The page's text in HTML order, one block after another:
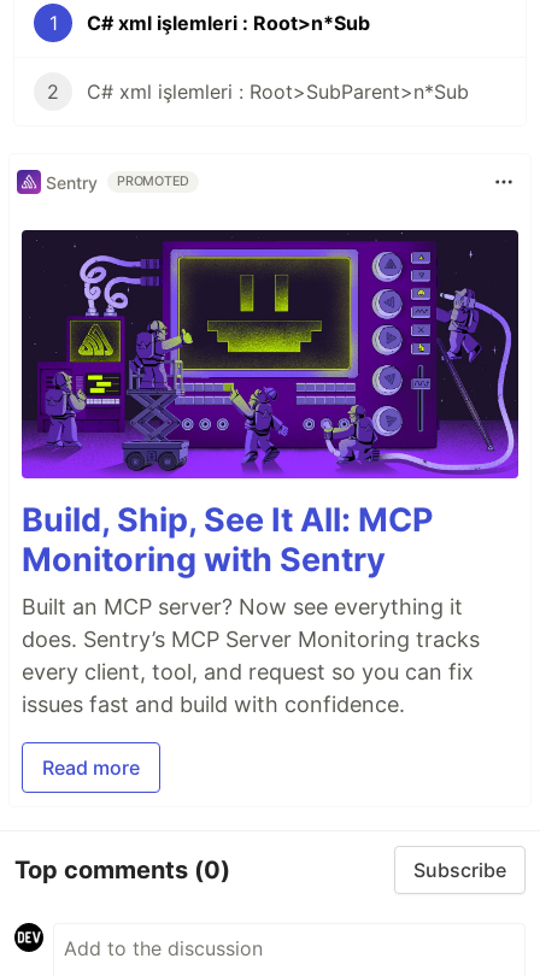
1 C# xml işlemleri : Root>n*Sub
2 C# xml işlemleri : Root>SubParent>n*Sub
Sentry PROMOTED
Build, Ship, See It All: MCP
Monitoring with Sentry
Built an MCP server? Now see everything it
does. Sentry’s MCP Server Monitoring tracks
every client, tool, and request so you can fix
issues fast and build with confidence.
Read more
Top comments (0) Subscribe